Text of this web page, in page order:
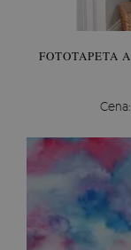
FOTOTAPETA
Cena: